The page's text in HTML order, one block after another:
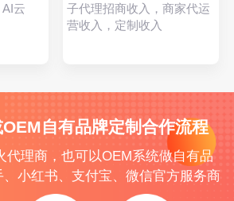
云
子代理招商收入，商家代运
营收入，定制收入
自有品牌定制合作流程
代理商，也可以OEM系统做自有品
小红书、支付宝、微信官方服务商